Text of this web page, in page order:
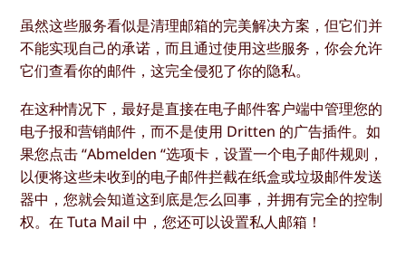
虽然这些服务看似是清理邮箱的完美解决方案，但它们并
不能实现自己的承诺，而且通过使用这些服务，你会允许
它们查看你的邮件，这完全侵犯了你的隐私。
在这种情况下，最好是直接在电子邮件客户端中管理您的
电子报和营销邮件，而不是使用 Dritten 的广告插件。如
果您点击 “Abmelden “选项卡，设置一个电子邮件规则，
以便将这些未收到的电子邮件拦截在纸盒或垃圾邮件发送
器中，您就会知道这到底是怎么回事，并拥有完全的控制
权。在 Tuta Mail 中，您还可以设置私人邮箱！